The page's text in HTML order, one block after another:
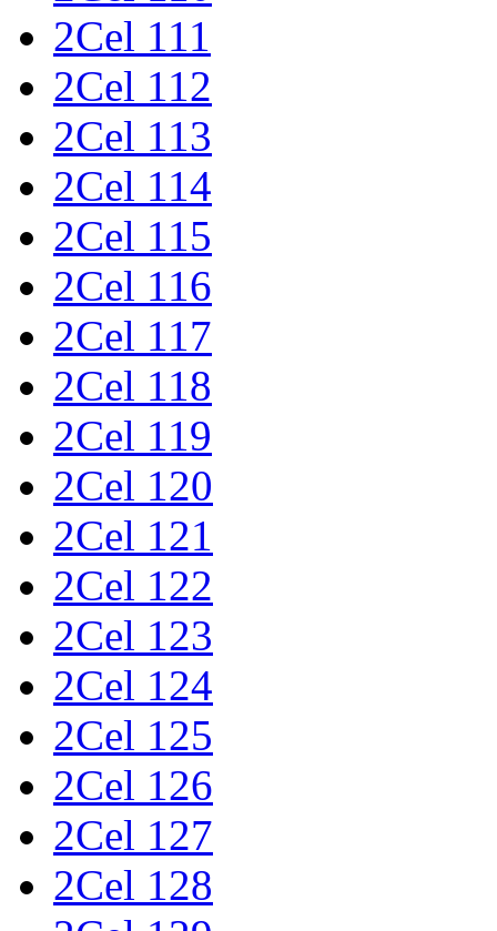
2Cel 111
2Cel 112
2Cel 113
2Cel 114
2Cel 115
2Cel 116
2Cel 117
2Cel 118
2Cel 119
2Cel 120
2Cel 121
2Cel 122
2Cel 123
2Cel 124
2Cel 125
2Cel 126
2Cel 127
2Cel 128